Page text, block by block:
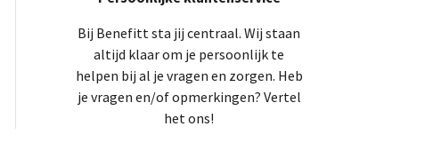
Bij Benefitt sta jij centraal. Wij staan
altijd klaar om je persoonlijk te
helpen bij al je vragen en zorgen. Heb
je vragen en/of opmerkingen? Vertel
het ons!